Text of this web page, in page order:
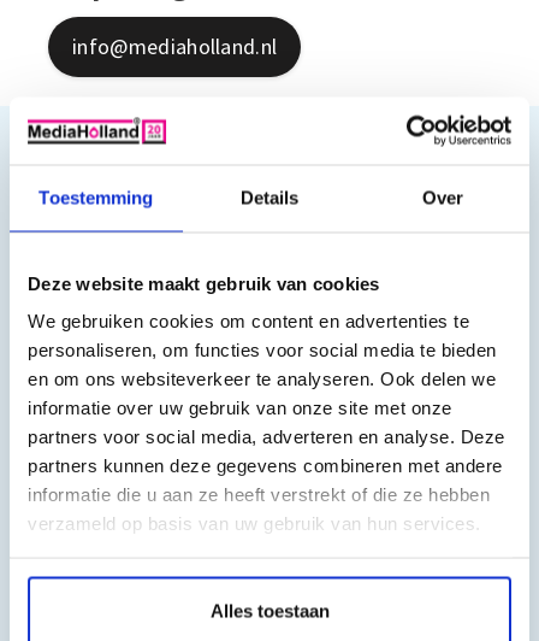
Toestemming Details Over
Deze website maakt gebruik van cookies
We gebruiken cookies om content en advertenties te
personaliseren, om functies voor social media te bieden
en om ons websiteverkeer te analyseren. Ook delen we
informatie over uw gebruik van onze site met onze
partners voor social media, adverteren en analyse. Deze
partners kunnen deze gegevens combineren met andere
informatie die u aan ze heeft verstrekt of die ze hebben
verzameld op basis van uw gebruik van hun services.
Alles toestaan
info@mediaholland.nl
LC424 Huismerk inktpatroon geschikt
De set bestaat uit:
1 x LC424 Zwart ongeveer 750 pagina's
1 x LC424 Cyaan ongeveer 750 pagina's
1 x LC424 Magenta ongeveer 750 pagina's
1 x LC424 Geel ongeveer 750 pagina's
Geschikt voor de volgende printers: